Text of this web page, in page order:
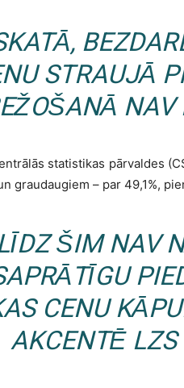
STRAUJĀ
statistikas pārvaldes
graudaugiem – par 49,1%,
ŠIM NAV
CENU
AKCENTĒ LZS